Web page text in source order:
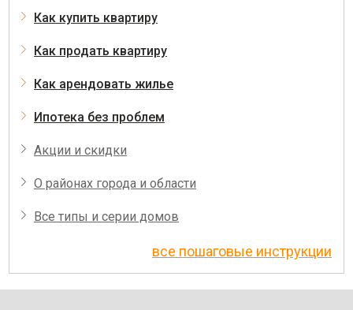
Как купить квартиру
Как продать квартиру
Как арендовать жилье
Ипотека без проблем
Акции и скидки
О районах города и области
Все типы и серии домов
все пошаговые инструкции